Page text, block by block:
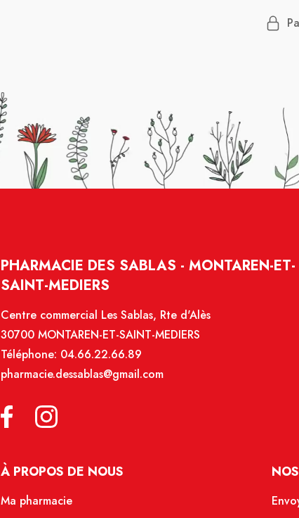
PHARMACIE DES SABLAS - MONTAREN-ET-
SAINT-MEDIERS
Centre commercial Les Sablas, Rte d'Alès
30700 MONTAREN-ET-SAINT-MEDIERS
Téléphone: 04.66.22.66.89
pharmacie.dessablas@gmail.com
À PROPOS DE NOUS
Ma pharmacie